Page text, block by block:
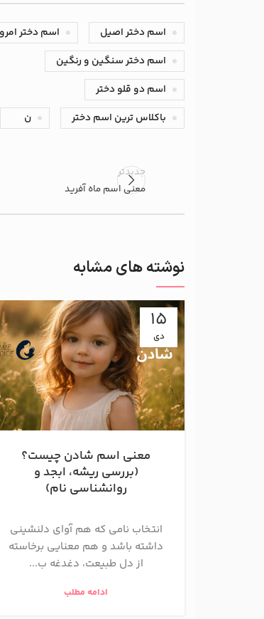
اسم دختر اصیل
اسم دختر
اسم دختر سنگین و رنگین
اسم دو قلو دختر
باکلاس ترین اسم دختر
ن
جدیدتر
معنی اسم ماه آفرید
نوشته های مشابه
15
دی
معنی اسم شادن چیست؟
(بررسی ریشه، ابجد و
روانشناسی نام)
انتخاب نامی که هم آوای دلنشینی
داشته باشد و هم معنایی برخاسته
از دل طبیعت، دغدغه ب...
ادامه مطلب